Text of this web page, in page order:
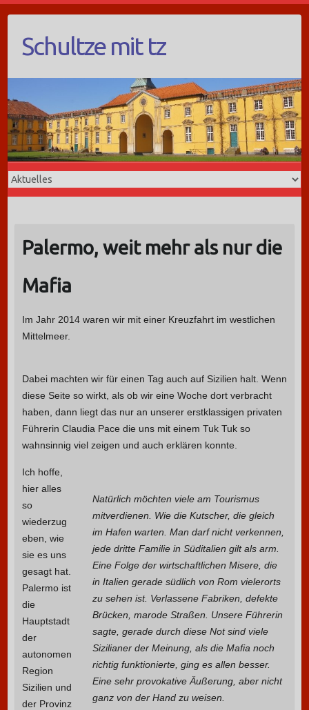
Schultze mit tz
Palermo, weit mehr als nur die
Mafia
Im Jahr 2014 waren wir mit einer Kreuzfahrt im westlichen
Mittelmeer.
Dabei machten wir für einen Tag auch auf Sizilien halt. Wenn
diese Seite so wirkt, als ob wir eine Woche dort verbracht
haben, dann liegt das nur an unserer erstklassigen privaten
Führerin Claudia Pace die uns mit einem Tuk Tuk so
wahnsinnig viel zeigen und auch erklären konnte.
Natürlich möchten viele am Tourismus
mitverdienen. Wie die Kutscher, die gleich
im Hafen warten. Man darf nicht verkennen,
jede dritte Familie in Süditalien gilt als arm.
Eine Folge der wirtschaftlichen Misere, die
in Italien gerade südlich von Rom vielerorts
zu sehen ist. Verlassene Fabriken, defekte
Brücken, marode Straßen. Unsere Führerin
sagte, gerade durch diese Not sind viele
Sizilianer der Meinung, als die Mafia noch
richtig funktionierte, ging es allen besser.
Eine sehr provokative Äußerung, aber nicht
ganz von der Hand zu weisen.
Ich hoffe,
hier alles
so
wiederzug
eben, wie
sie es uns
gesagt hat.
Palermo ist
die
Hauptstadt
der
autonomen
Region
Sizilien und
der Provinz